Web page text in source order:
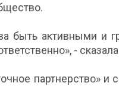
быть активными и
-
партнерство» и